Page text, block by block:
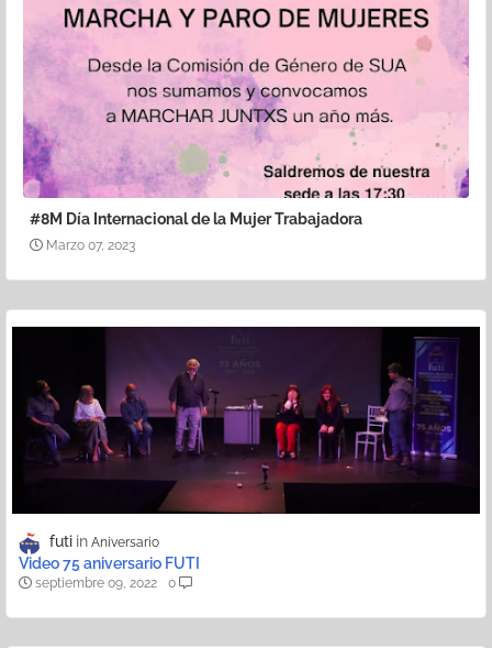
#8M Día Internacional de la Mujer Trabajadora
Marzo 07, 2023
futi Aniversario
Video 75 aniversario FUTI
septiembre 09, 2022 0